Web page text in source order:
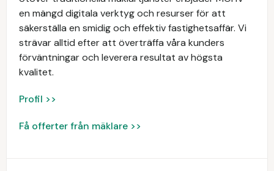
en mängd digitala verktyg och resurser för att
säkerställa en smidig och effektiv fastighetsaffär. Vi
strävar alltid efter att överträffa våra kunders
förväntningar och leverera resultat av högsta
kvalitet.
Profil >>
Få offerter från mäklare >>